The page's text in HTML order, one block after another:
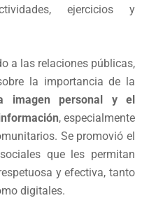
ejercicios y
a las relaciones públicas,
la importancia de la
imagen personal y el
, especialmente
Se promovió el
que les permitan
y efectiva, tanto
digitales.